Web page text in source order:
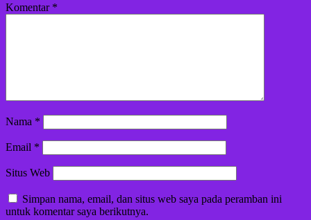
Komentar *
Nama *
Email *
Situs Web
Simpan nama, email, dan situs web saya pada peramban ini
untuk komentar saya berikutnya.